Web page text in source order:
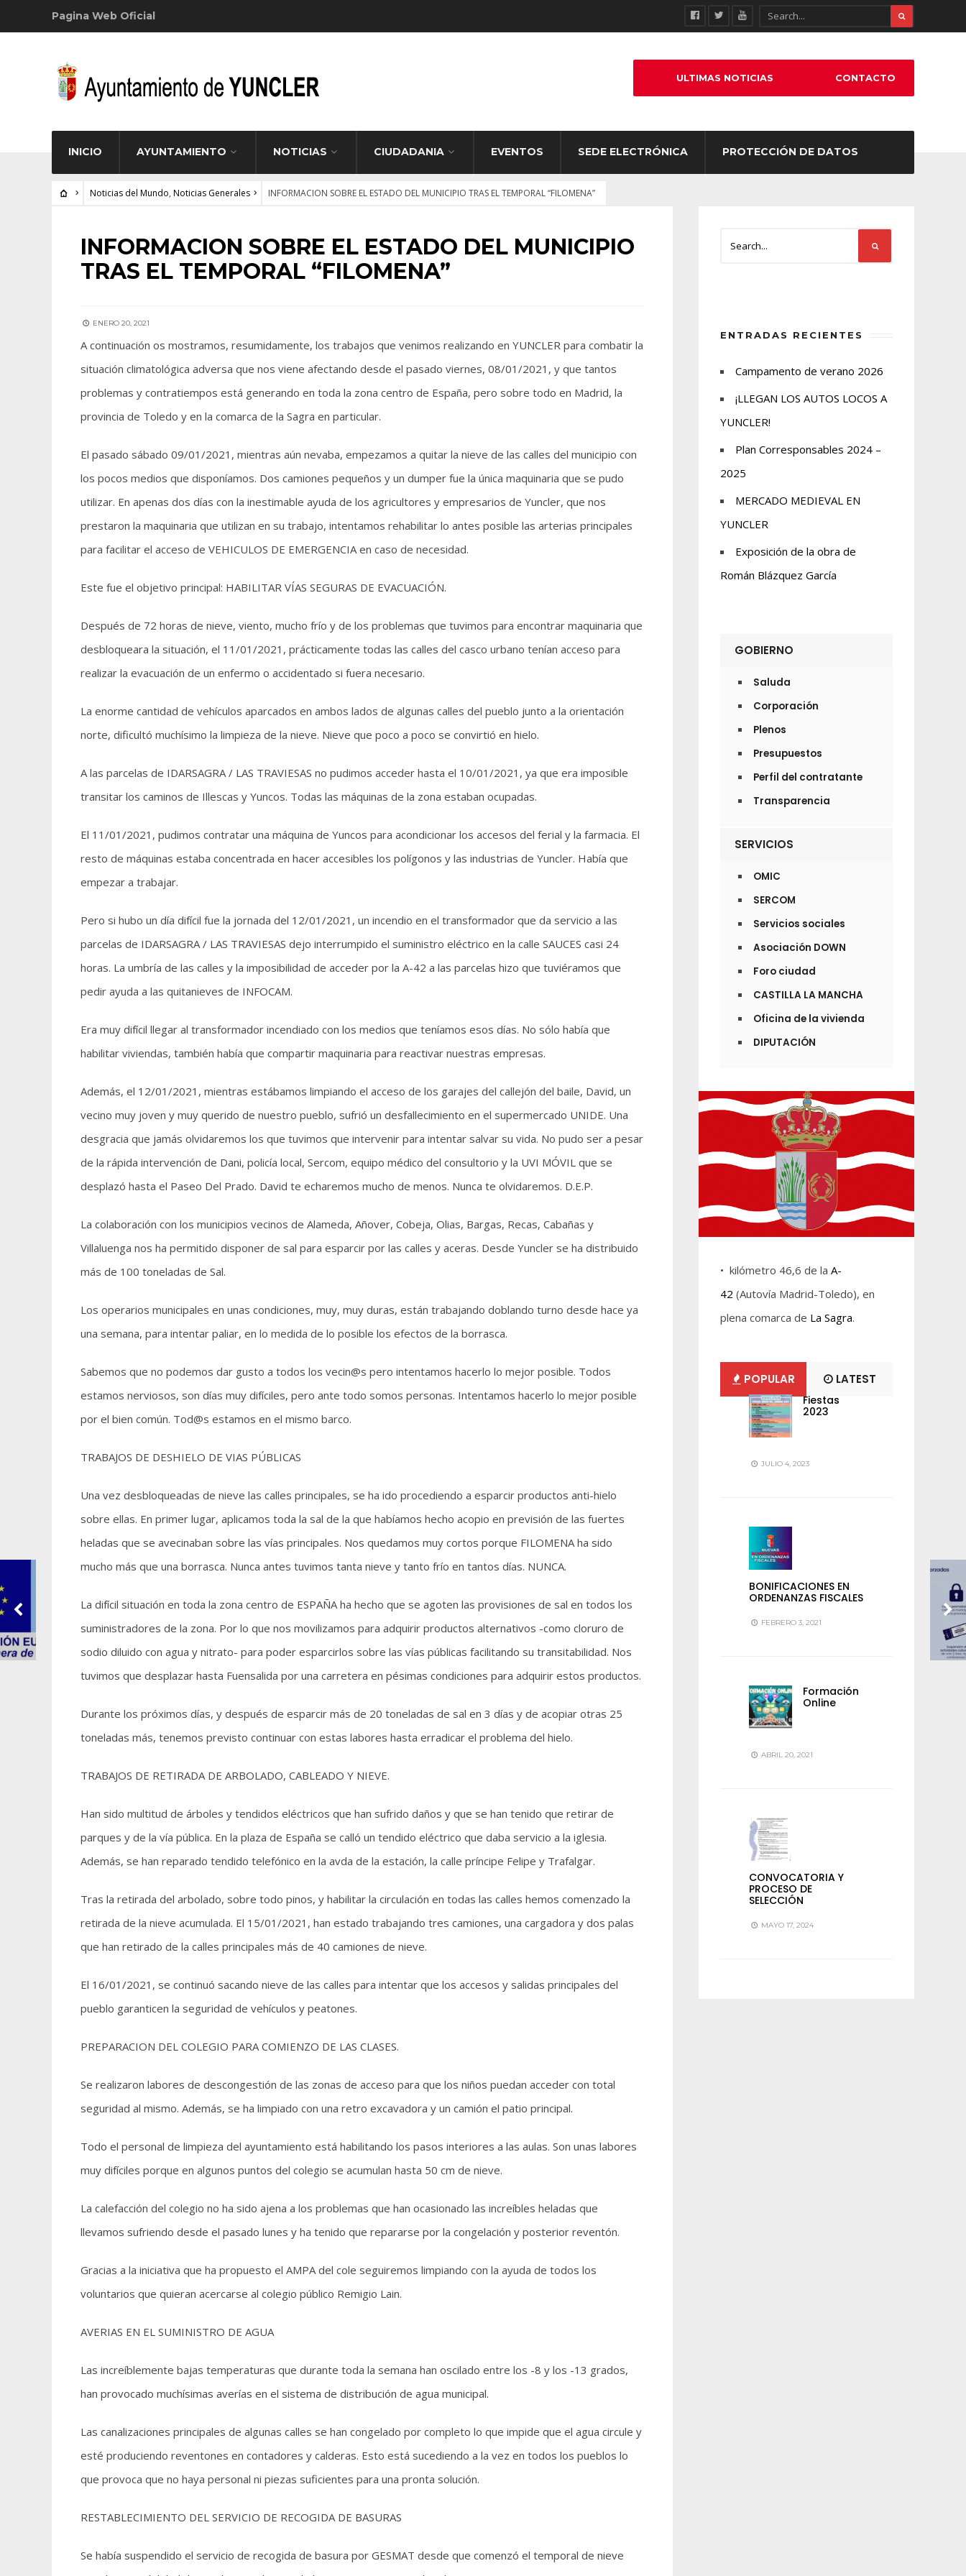
Pagina Web Oficial
INICIO AYUNTAMIENTO NOTICIAS CIUDADANIA EVENTOS SEDE ELECTRÓNICA PROTECCIÓN DE DATOS
ULTIMAS NOTICIAS CONTACTO
Noticias del Mundo, Noticias Generales INFORMACION SOBRE EL ESTADO DEL MUNICIPIO TRAS EL TEMPORAL “FILOMENA”
NOTICIAS DEL MUNDO •NOTICIAS GENERALES
INFORMACION SOBRE EL ESTADO DEL MUNICIPIO
TRAS EL TEMPORAL “FILOMENA”
ENERO 20, 2021
A continuación os mostramos, resumidamente, los trabajos que venimos realizando en YUNCLER para combatir la
situación climatológica adversa que nos viene afectando desde el pasado viernes, 08/01/2021, y que tantos
problemas y contratiempos está generando en toda la zona centro de España, pero sobre todo en Madrid, la
provincia de Toledo y en la comarca de la Sagra en particular.
El pasado sábado 09/01/2021, mientras aún nevaba, empezamos a quitar la nieve de las calles del municipio con
los pocos medios que disponíamos. Dos camiones pequeños y un dumper fue la única maquinaria que se pudo
utilizar. En apenas dos días con la inestimable ayuda de los agricultores y empresarios de Yuncler, que nos
prestaron la maquinaria que utilizan en su trabajo, intentamos rehabilitar lo antes posible las arterias principales
para facilitar el acceso de VEHICULOS DE EMERGENCIA en caso de necesidad.
Este fue el objetivo principal: HABILITAR VÍAS SEGURAS DE EVACUACIÓN.
Después de 72 horas de nieve, viento, mucho frío y de los problemas que tuvimos para encontrar maquinaria que
desbloqueara la situación, el 11/01/2021, prácticamente todas las calles del casco urbano tenían acceso para
realizar la evacuación de un enfermo o accidentado si fuera necesario.
La enorme cantidad de vehículos aparcados en ambos lados de algunas calles del pueblo junto a la orientación
norte, dificultó muchísimo la limpieza de la nieve. Nieve que poco a poco se convirtió en hielo.
A las parcelas de IDARSAGRA / LAS TRAVIESAS no pudimos acceder hasta el 10/01/2021, ya que era imposible
transitar los caminos de Illescas y Yuncos. Todas las máquinas de la zona estaban ocupadas.
El 11/01/2021, pudimos contratar una máquina de Yuncos para acondicionar los accesos del ferial y la farmacia. El
resto de máquinas estaba concentrada en hacer accesibles los polígonos y las industrias de Yuncler. Había que
empezar a trabajar.
Pero si hubo un día difícil fue la jornada del 12/01/2021, un incendio en el transformador que da servicio a las
parcelas de IDARSAGRA / LAS TRAVIESAS dejo interrumpido el suministro eléctrico en la calle SAUCES casi 24
horas. La umbría de las calles y la imposibilidad de acceder por la A-42 a las parcelas hizo que tuviéramos que
pedir ayuda a las quitanieves de INFOCAM.
Era muy difícil llegar al transformador incendiado con los medios que teníamos esos días. No sólo había que
habilitar viviendas, también había que compartir maquinaria para reactivar nuestras empresas.
Además, el 12/01/2021, mientras estábamos limpiando el acceso de los garajes del callejón del baile, David, un
vecino muy joven y muy querido de nuestro pueblo, sufrió un desfallecimiento en el supermercado UNIDE. Una
desgracia que jamás olvidaremos los que tuvimos que intervenir para intentar salvar su vida. No pudo ser a pesar
de la rápida intervención de Dani, policía local, Sercom, equipo médico del consultorio y la UVI MÓVIL que se
desplazó hasta el Paseo Del Prado. David te echaremos mucho de menos. Nunca te olvidaremos. D.E.P.
La colaboración con los municipios vecinos de Alameda, Añover, Cobeja, Olias, Bargas, Recas, Cabañas y
Villaluenga nos ha permitido disponer de sal para esparcir por las calles y aceras. Desde Yuncler se ha distribuido
más de 100 toneladas de Sal.
Los operarios municipales en unas condiciones, muy, muy duras, están trabajando doblando turno desde hace ya
una semana, para intentar paliar, en lo medida de lo posible los efectos de la borrasca.
Sabemos que no podemos dar gusto a todos los vecin@s pero intentamos hacerlo lo mejor posible. Todos
estamos nerviosos, son días muy difíciles, pero ante todo somos personas. Intentamos hacerlo lo mejor posible
por el bien común. Tod@s estamos en el mismo barco.
TRABAJOS DE DESHIELO DE VIAS PÚBLICAS
Una vez desbloqueadas de nieve las calles principales, se ha ido procediendo a esparcir productos anti-hielo
sobre ellas. En primer lugar, aplicamos toda la sal de la que habíamos hecho acopio en previsión de las fuertes
heladas que se avecinaban sobre las vías principales. Nos quedamos muy cortos porque FILOMENA ha sido
mucho más que una borrasca. Nunca antes tuvimos tanta nieve y tanto frío en tantos días. NUNCA.
La difícil situación en toda la zona centro de ESPAÑA ha hecho que se agoten las provisiones de sal en todos los
suministradores de la zona. Por lo que nos movilizamos para adquirir productos alternativos -como cloruro de
sodio diluido con agua y nitrato- para poder esparcirlos sobre las vías públicas facilitando su transitabilidad. Nos
tuvimos que desplazar hasta Fuensalida por una carretera en pésimas condiciones para adquirir estos productos.
Durante los próximos días, y después de esparcir más de 20 toneladas de sal en 3 días y de acopiar otras 25
toneladas más, tenemos previsto continuar con estas labores hasta erradicar el problema del hielo.
TRABAJOS DE RETIRADA DE ARBOLADO, CABLEADO Y NIEVE.
Han sido multitud de árboles y tendidos eléctricos que han sufrido daños y que se han tenido que retirar de
parques y de la vía pública. En la plaza de España se calló un tendido eléctrico que daba servicio a la iglesia.
Además, se han reparado tendido telefónico en la avda de la estación, la calle príncipe Felipe y Trafalgar.
Tras la retirada del arbolado, sobre todo pinos, y habilitar la circulación en todas las calles hemos comenzado la
retirada de la nieve acumulada. El 15/01/2021, han estado trabajando tres camiones, una cargadora y dos palas
que han retirado de la calles principales más de 40 camiones de nieve.
El 16/01/2021, se continuó sacando nieve de las calles para intentar que los accesos y salidas principales del
pueblo garanticen la seguridad de vehículos y peatones.
PREPARACION DEL COLEGIO PARA COMIENZO DE LAS CLASES.
Se realizaron labores de descongestión de las zonas de acceso para que los niños puedan acceder con total
seguridad al mismo. Además, se ha limpiado con una retro excavadora y un camión el patio principal.
Todo el personal de limpieza del ayuntamiento está habilitando los pasos interiores a las aulas. Son unas labores
muy difíciles porque en algunos puntos del colegio se acumulan hasta 50 cm de nieve.
La calefacción del colegio no ha sido ajena a los problemas que han ocasionado las increíbles heladas que
llevamos sufriendo desde el pasado lunes y ha tenido que repararse por la congelación y posterior reventón.
Gracias a la iniciativa que ha propuesto el AMPA del cole seguiremos limpiando con la ayuda de todos los
voluntarios que quieran acercarse al colegio público Remigio Lain.
AVERIAS EN EL SUMINISTRO DE AGUA
Las increíblemente bajas temperaturas que durante toda la semana han oscilado entre los -8 y los -13 grados,
han provocado muchísimas averías en el sistema de distribución de agua municipal.
Las canalizaciones principales de algunas calles se han congelado por completo lo que impide que el agua circule y
esté produciendo reventones en contadores y calderas. Esto está sucediendo a la vez en todos los pueblos lo
que provoca que no haya personal ni piezas suficientes para una pronta solución.
RESTABLECIMIENTO DEL SERVICIO DE RECOGIDA DE BASURAS
Se había suspendido el servicio de recogida de basura por GESMAT desde que comenzó el temporal de nieve
ENTRADAS RECIENTES
Campamento de verano 2026
¡LLEGAN LOS AUTOS LOCOS A
YUNCLER!
Plan Corresponsables 2024 –
2025
MERCADO MEDIEVAL EN
YUNCLER
Exposición de la obra de
Román Blázquez García
GOBIERNO
Saluda
Corporación
Plenos
Presupuestos
Perfil del contratante
Transparencia
SERVICIOS
OMIC
SERCOM
Servicios sociales
Asociación DOWN
Foro ciudad
CASTILLA LA MANCHA
Oficina de la vivienda
DIPUTACIÓN
• kilómetro 46,6 de la A-
42 (Autovía Madrid-Toledo), en
plena comarca de La Sagra.
POPULAR LATEST
Fiestas
2023
JULIO 4, 2023
BONIFICACIONES EN
ORDENANZAS FISCALES
FEBRERO 3, 2021
Formación
Online
ABRIL 20, 2021
CONVOCATORIA Y
PROCESO DE
SELECCIÓN
MAYO 17, 2024